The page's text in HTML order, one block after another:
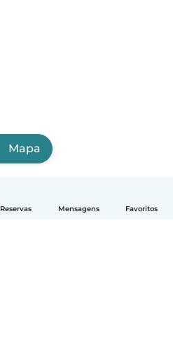
Reservas Mensagens Favoritos
Mapa